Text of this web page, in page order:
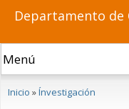
Departamento de
Se encuentra usted
Inicio »Ínvestigación